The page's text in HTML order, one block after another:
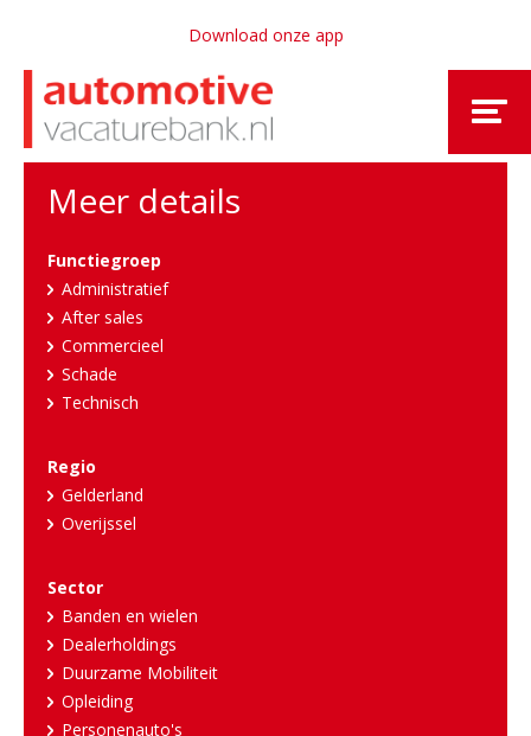
Download onze app
Meer details
Functiegroep
Administratief
After sales
Commercieel
Schade
Technisch
Regio
Gelderland
Overijssel
Sector
Banden en wielen
Dealerholdings
Duurzame Mobiliteit
Opleiding
Personenauto's